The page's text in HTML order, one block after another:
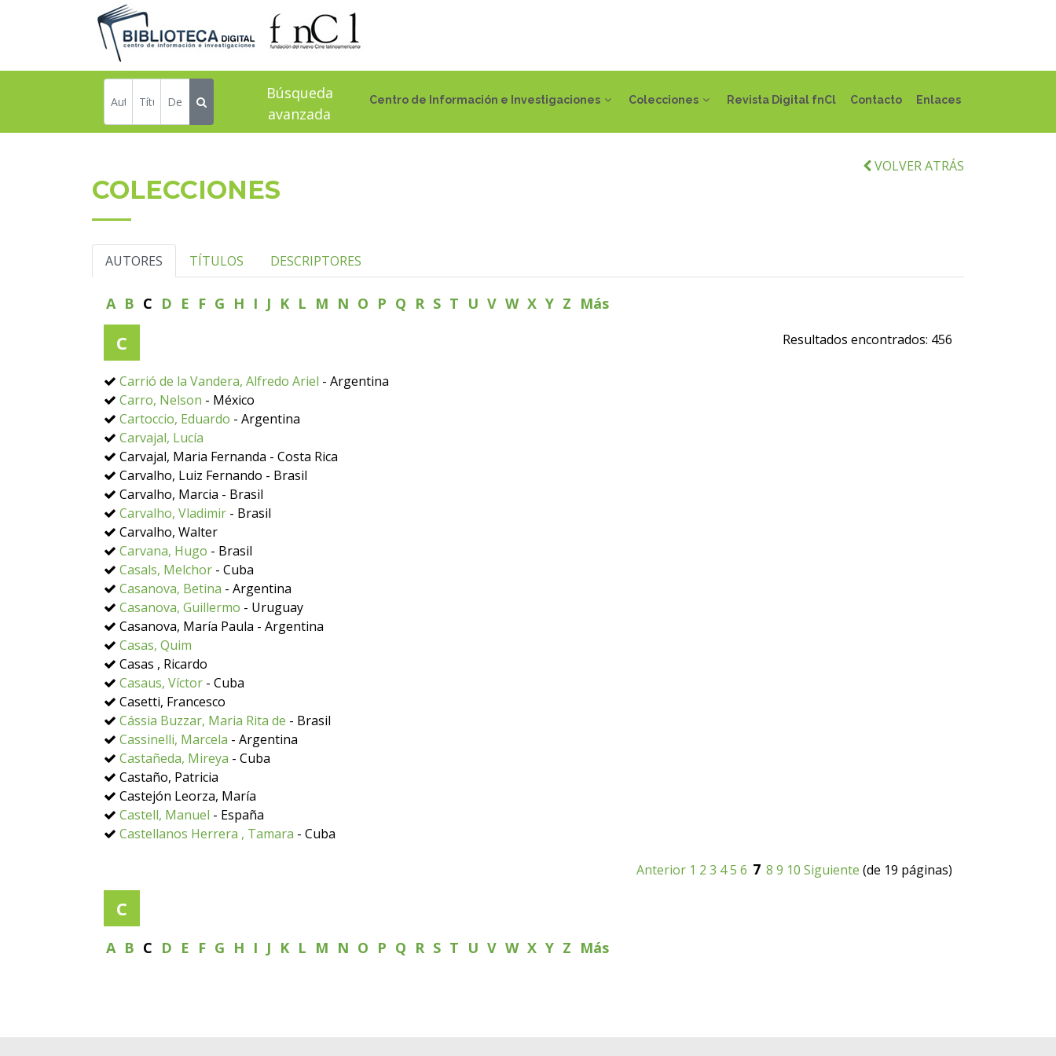
Centro de Información e Investigaciones Colecciones Revista Digital fnCl Contacto Enlaces
Búsqueda
avanzada
VOLVER ATRÁS
COLECCIONES
AUTORES TÍTULOS DESCRIPTORES
A B C D E F G H I J K L M N O P Q R S T U V W X Y Z Más
C Resultados encontrados: 456
Carrió de la Vandera, Alfredo Ariel - Argentina
Carro, Nelson - México
Cartoccio, Eduardo - Argentina
Carvajal, Lucía
Carvajal, Maria Fernanda - Costa Rica
Carvalho, Luiz Fernando - Brasil
Carvalho, Marcia - Brasil
Carvalho, Vladimir - Brasil
Carvalho, Walter
Carvana, Hugo - Brasil
Casals, Melchor - Cuba
Casanova, Betina - Argentina
Casanova, Guillermo - Uruguay
Casanova, María Paula - Argentina
Casas, Quim
Casas , Ricardo
Casaus, Víctor - Cuba
Casetti, Francesco
Cássia Buzzar, Maria Rita de - Brasil
Cassinelli, Marcela - Argentina
Castañeda, Mireya - Cuba
Castaño, Patricia
Castejón Leorza, María
Castell, Manuel - España
Castellanos Herrera , Tamara - Cuba
Anterior 1 2 3 45 6 7 8 9 10 Siguiente (de 19 páginas)
C
A B C D E F G H I J K L M N O P Q R S T U V W X Y Z Más